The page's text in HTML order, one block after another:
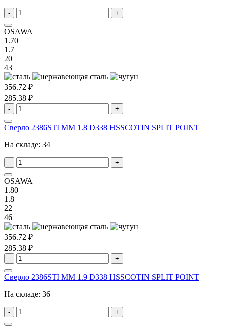
- +
OSAWA
1.70
1.7
20
43
356.72 ₽
285.38 ₽
- +
Сверло 2386STI MM 1.8 D338 HSSCOTIN SPLIT POINT
На складе: 34
- +
OSAWA
1.80
1.8
22
46
356.72 ₽
285.38 ₽
- +
Сверло 2386STI MM 1.9 D338 HSSCOTIN SPLIT POINT
На складе: 36
- +